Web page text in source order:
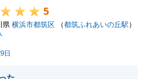
ます。
やご友人の方で、将来的に不動産
等でお考えの方がいらっしゃいま
ください。
5
県 横浜市都筑区 （都筑ふれあいの丘駅）
日